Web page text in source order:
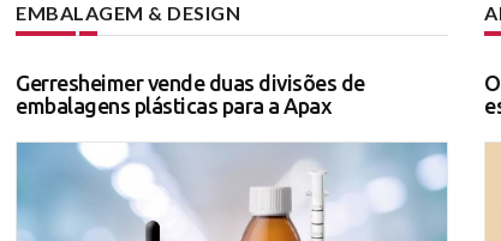
EMBALAGEM & DESIGN
Gerresheimer vende duas divisões de
embalagens plásticas para a Apax